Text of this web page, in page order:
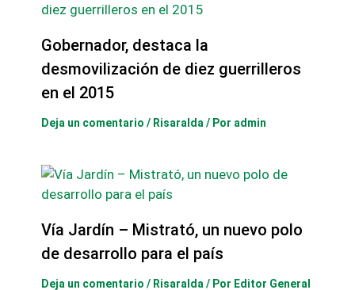
Gobernador, destaca la
desmovilización de diez guerrilleros
en el 2015
Deja un comentario / Risaralda / Por admin
Vía Jardín – Mistrató, un nuevo polo
de desarrollo para el país
Deja un comentario / Risaralda / Por Editor General